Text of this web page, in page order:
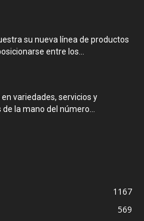
su nueva línea de productos
entre los...
en variedades, servicios y
la mano del número...
1167
569